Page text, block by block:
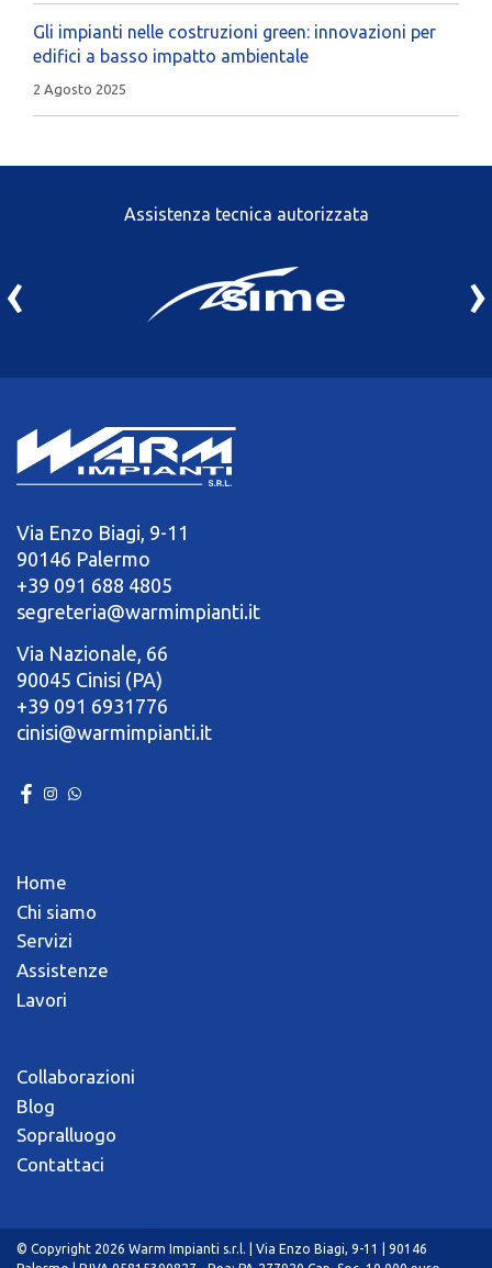
Gli impianti nelle costruzioni green: innovazioni per
edifici a basso impatto ambientale
2 Agosto 2025
Assistenza tecnica autorizzata
‹ ›
Via Enzo Biagi, 9-11
90146 Palermo
+39 091 688 4805
segreteria@warmimpianti.it
Via Nazionale, 66
90045 Cinisi (PA)
+39 091 6931776
cinisi@warmimpianti.it
Home
Chi siamo
Servizi
Assistenze
Lavori
Collaborazioni
Blog
Sopralluogo
Contattaci
© Copyright 2026 Warm Impianti s.r.l. | Via Enzo Biagi, 9-11 | 90146